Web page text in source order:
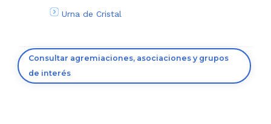
Urna de Cristal
Consultar agremiaciones, asociaciones y grupos
de interés